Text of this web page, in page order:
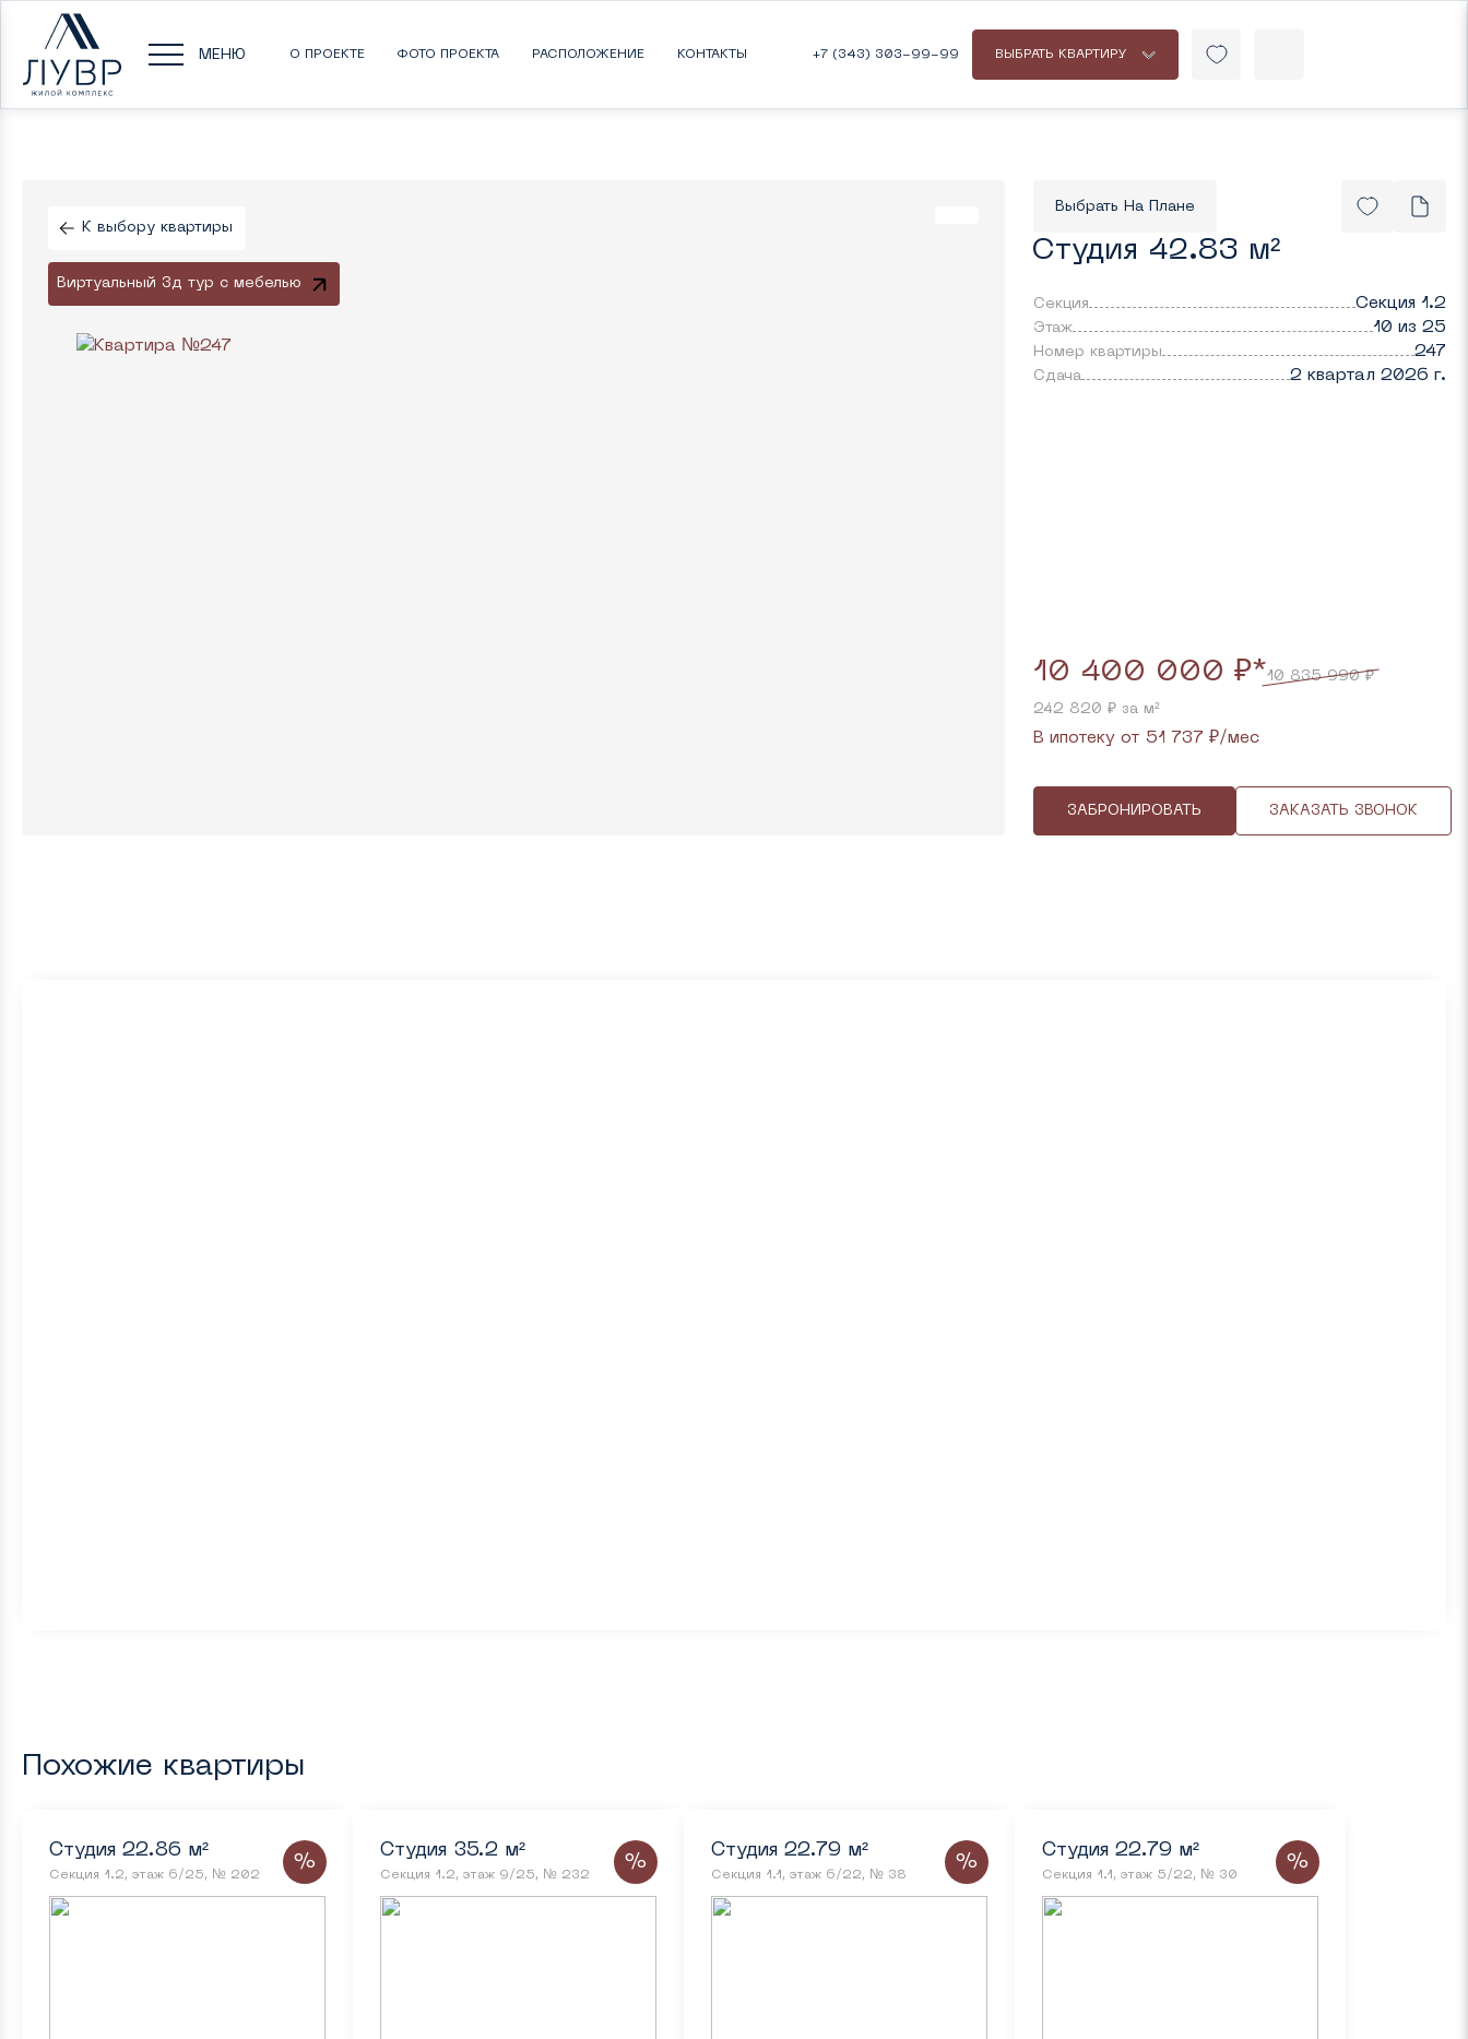
МЕНЮ О ПРОЕКТЕ ФОТО ПРОЕКТА РАСПОЛОЖЕНИЕ КОНТАКТЫ +7 (343) 303-99-99 ВЫБРАТЬ КВАРТИРУ
К выбору квартиры
Виртуальный 3д тур с мебелью
Выбрать На Плане
Студия 42.83 м²
Секция Секция 1.2
Этаж 10 из 25
Номер квартиры 247
Cдача 2 квартал 2026 г.
10 400 000 ₽*10 835 990 ₽
242 820 ₽ за м²
В ипотеку от 51 737 ₽/мес
ЗАБРОНИРОВАТЬ ЗАКАЗАТЬ ЗВОНОК
Похожие квартиры
Студия 22.86 м²
Секция 1.2, этаж 6/25, № 202
%
Студия 35.2 м²
Секция 1.2, этаж 9/25, № 232
%
Студия 22.79 м²
Секция 1.1, этаж 6/22, № 38
%
Студия 22.79 м²
Секция 1.1, этаж 5/22, № 30
%